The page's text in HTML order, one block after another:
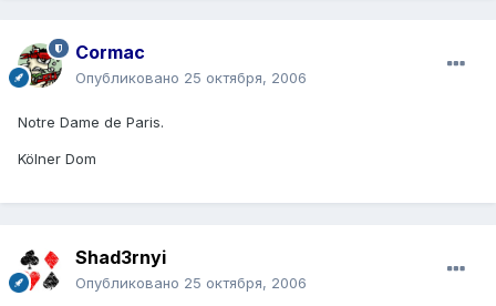
Cormac
Опубликовано 25 октября, 2006
Notre Dame de Paris.
Kölner Dom
Shad3rnyi
Опубликовано 25 октября, 2006